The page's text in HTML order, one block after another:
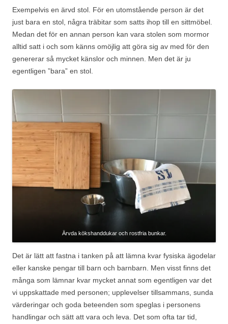
Exempelvis en ärvd stol. För en utomstående person är det
just bara en stol, några träbitar som satts ihop till en sittmöbel.
Medan det för en annan person kan vara stolen som mormor
alltid satt i och som känns omöjlig att göra sig av med för den
genererar så mycket känslor och minnen. Men det är ju
egentligen ”bara” en stol.
Ärvda kökshanddukar och rostfria bunkar.
Det är lätt att fastna i tanken på att lämna kvar fysiska ägodelar
eller kanske pengar till barn och barnbarn. Men visst finns det
många som lämnar kvar mycket annat som egentligen var det
vi uppskattade med personen; upplevelser tillsammans, sunda
värderingar och goda beteenden som speglas i personens
handlingar och sätt att vara och leva. Det som ofta tar tid,